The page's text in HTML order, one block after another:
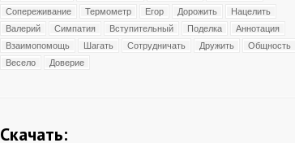
Сопереживание
Термометр Егор Дорожить
Нацелить
Валерий
Симпатия Вступительный Поделка
Аннотация
Взаимопомощь
Шагать Сотрудничать Дружить
Общность
Весело
Доверие
Скачать: